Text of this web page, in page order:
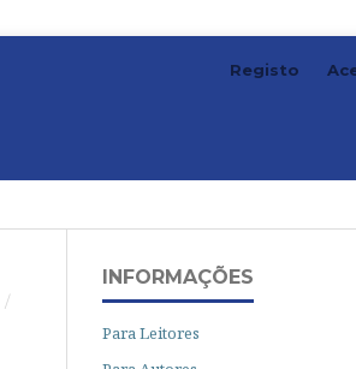
Registo
/
INFORMAÇÕES
Para Leitores